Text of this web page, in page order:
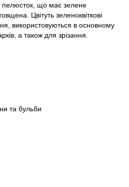
що має зелене
Цвітуть зеленоквіткові
використовуються в основному
а також для зрізання.
та бульби